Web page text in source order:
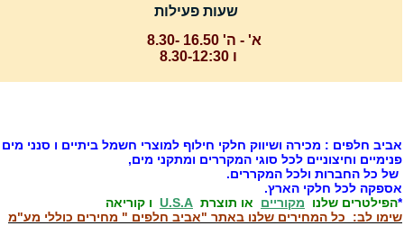
שעות פעילות
א' - ה' 16.50 -8.30
ו 8.30-12:30
חלפים : מכירה ושיווק חלקי חילוף למוצרי חשמל ביתיים ו סנני מים
וחיצוניים לכל סוגי המקררים ומתקני מים,
כל החברות ולכל המקררים.
לכל חלקי הארץ.
הפילטרים שלנו מקורייםאו תוצרת U.S.Aו קוריאה
לב: כל המחירים שלנו באתר "אביב חלפים " מחירים כוללי מע"מ